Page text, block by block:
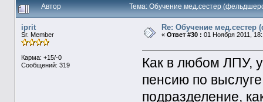
Автор Тема: Обучение мед.сестер
iprit
Sr. Member
Карма: +15/-0
Сообщений: 319
Re: Обучение мед.сестер
« Ответ #30 : 01 Ноября 2011,
Как в любом ЛПУ,
пенсию по
подразделение,